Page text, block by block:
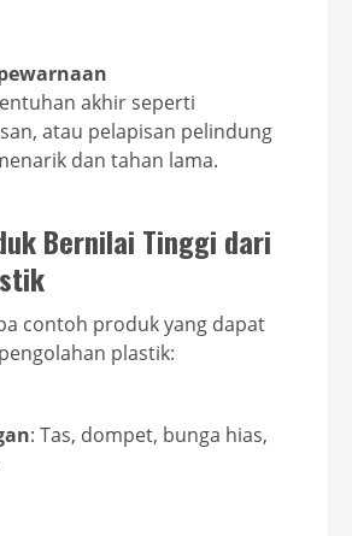
akhir seperti
atau pelapisan pelindung
dan tahan lama.
Bernilai Tinggi dari
contoh produk yang dapat
plastik:
: Tas, dompet, bunga hias,